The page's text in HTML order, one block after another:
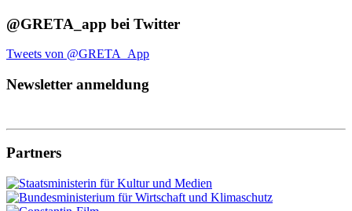
@GRETA_app bei Twitter
Tweets von @GRETA_App
Newsletter anmeldung
Partners